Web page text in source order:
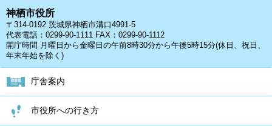
神栖市役所
〒314-0192 茨城県神栖市溝口4991-5
代表電話：0299-90-1111 FAX：0299-90-1112
開庁時間 月曜日から金曜日の午前8時30分から午後5時15分(休日、祝日、
年末年始を除く)
庁舎案内
市役所への行き方